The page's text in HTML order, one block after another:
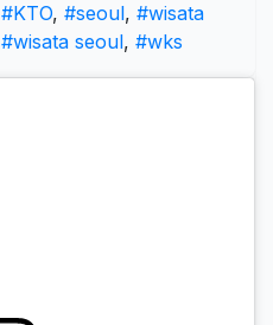
#KTO, #seoul, #wisata
#wisata seoul, #wks